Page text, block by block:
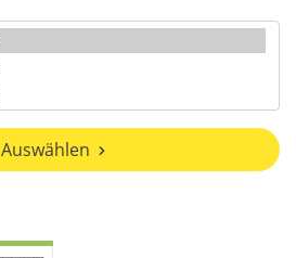
Auswählen